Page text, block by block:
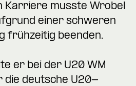
Karriere musste Wrobel
einer schweren
frühzeitig beenden.
er bei der U20 WM
die deutsche U20-